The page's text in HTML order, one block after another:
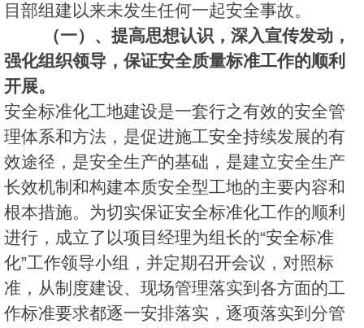
目部组建以来未发生任何一起安全事故。
（一）、提高思想认识，深入宣传发动，
强化组织领导，保证安全质量标准工作的顺利
开展。
安全标准化工地建设是一套行之有效的安全管
理体系和方法，是促进施工安全持续发展的有
效途径，是安全生产的基础，是建立安全生产
长效机制和构建本质安全型工地的主要内容和
根本措施。为切实保证安全标准化工作的顺利
进行，成立了以项目经理为组长的“安全标准
化”工作领导小组，并定期召开会议，对照标
准，从制度建设、现场管理落实到各方面的工
作标准要求都逐一安排落实，逐项落实到分管